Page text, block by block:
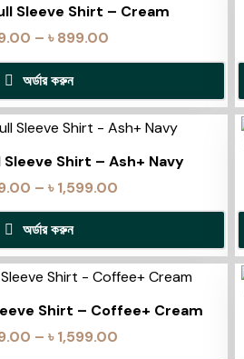
Sleeve Shirt – Cream
– ৳899.00
অর্ডার করুন
Sleeve Shirt – Ash+ Navy
– ৳1,599.00
অর্ডার করুন
Shirt – Coffee+ Cream
– ৳1,599.00